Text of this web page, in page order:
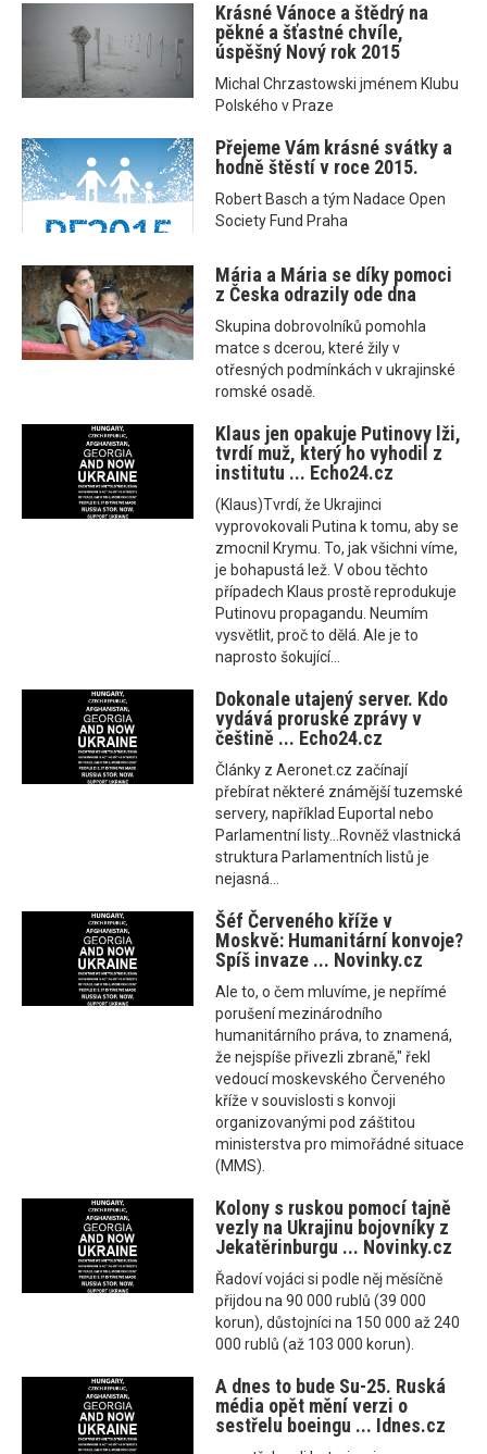
Krásné Vánoce a štědrý na
pěkné a šťastné chvíle,
úspěšný Nový rok 2015
Michal Chrzastowski jménem Klubu
Polského v Praze
Přejeme Vám krásné svátky a
hodně štěstí v roce 2015.
Robert Basch a tým Nadace Open
Society Fund Praha
Mária a Mária se díky pomoci
z Česka odrazily ode dna
Skupina dobrovolníků pomohla
matce s dcerou, které žily v
otřesných podmínkách v ukrajinské
romské osadě.
Klaus jen opakuje Putinovy lži,
tvrdí muž, který ho vyhodil z
institutu ... Echo24.cz
(Klaus)Tvrdí, že Ukrajinci
vyprovokovali Putina k tomu, aby se
zmocnil Krymu. To, jak všichni víme,
je bohapustá lež. V obou těchto
případech Klaus prostě reprodukuje
Putinovu propagandu. Neumím
vysvětlit, proč to dělá. Ale je to
naprosto šokující...
Dokonale utajený server. Kdo
vydává proruské zprávy v
češtině ... Echo24.cz
Články z Aeronet.cz začínají
přebírat některé známější tuzemské
servery, například Euportal nebo
Parlamentní listy...Rovněž vlastnická
struktura Parlamentních listů je
nejasná...
Šéf Červeného kříže v
Moskvě: Humanitární konvoje?
Spíš invaze ... Novinky.cz
Ale to, o čem mluvíme, je nepřímé
porušení mezinárodního
humanitárního práva, to znamená,
že nejspíše přivezli zbraně," řekl
vedoucí moskevského Červeného
kříže v souvislosti s konvoji
organizovanými pod záštitou
ministerstva pro mimořádné situace
(MMS).
Kolony s ruskou pomocí tajně
vezly na Ukrajinu bojovníky z
Jekatěrinburgu ... Novinky.cz
Řadoví vojáci si podle něj měsíčně
přijdou na 90 000 rublů (39 000
korun), důstojníci na 150 000 až 240
000 rublů (až 103 000 korun).
A dnes to bude Su-25. Ruská
média opět mění verzi o
sestřelu boeingu ... Idnes.cz